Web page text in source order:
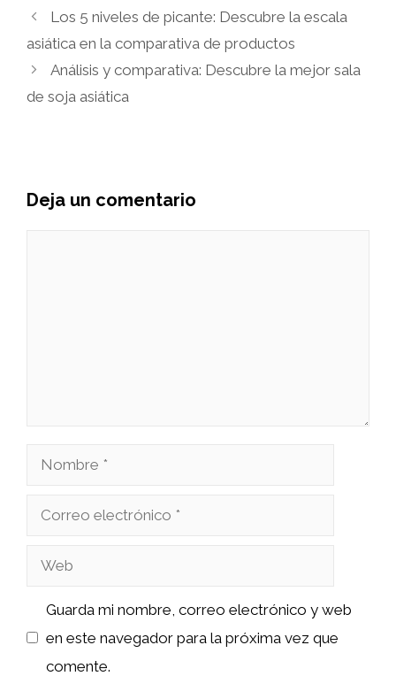
Los 5 niveles de picante: Descubre la escala
asiática en la comparativa de productos
Análisis y comparativa: Descubre la mejor sala
de soja asiática
Deja un comentario
Nombre
Correo
Web
Guarda mi nombre, correo electrónico y web
en este navegador para la próxima vez que
comente.